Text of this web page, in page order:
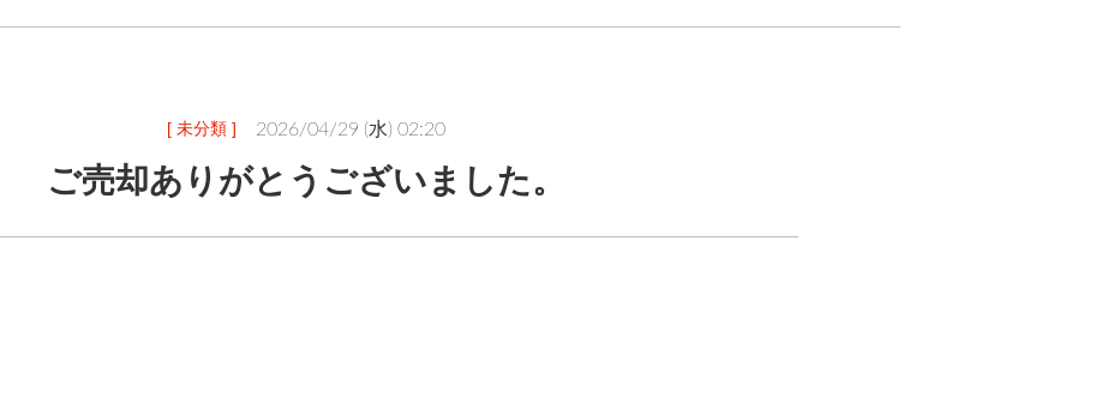
[ 未分類 ] 2026/04/29 (水) 02:20
ご売却ありがとうございました。